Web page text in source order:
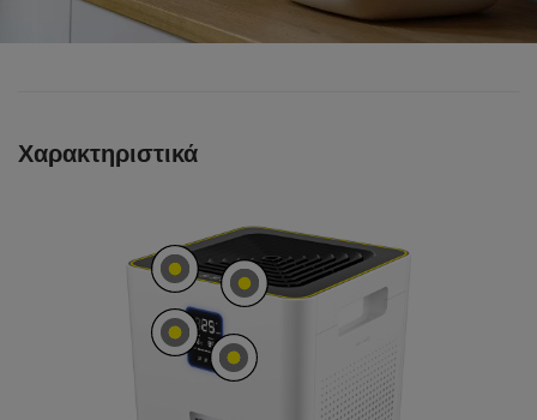
Χαρακτηριστικά